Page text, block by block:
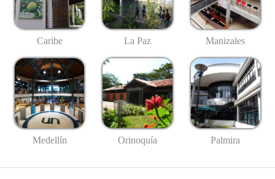
Caribe La Paz Manizales
Medellín Orinoquía Palmira